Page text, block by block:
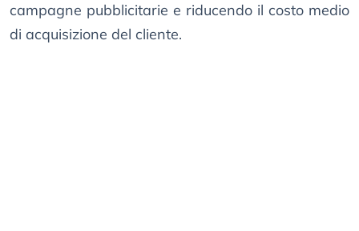
campagne pubblicitarie e riducendo il costo medio
di acquisizione del cliente.